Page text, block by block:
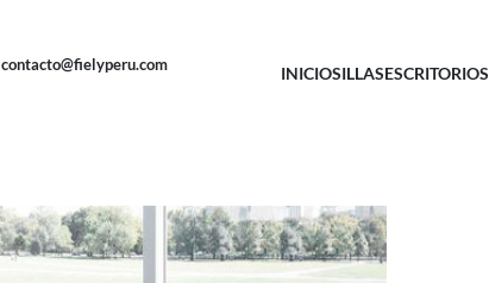
contacto@fielyperu.com INICIOSILLASESCRITORIOS